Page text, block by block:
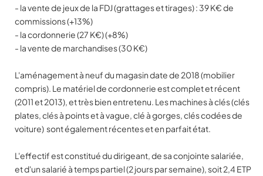
- la vente de jeux de la FDJ (grattages et tirages) : 39 K€ de
commissions (+13%)
- la cordonnerie (27 K€) (+8%)
- la vente de marchandises (30 K€)
L'aménagement à neuf du magasin date de 2018 (mobilier
compris). Le matériel de cordonnerie est complet et récent
(2011 et 2013), et très bien entretenu. Les machines à clés (clés
plates, clés à points et à vague, clé à gorges, clés codées de
voiture) sont également récentes et en parfait état.
L'effectif est constitué du dirigeant, de sa conjointe salariée,
et d'un salarié à temps partiel (2 jours par semaine), soit 2,4 ETP